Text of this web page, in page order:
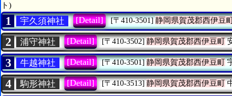
ト)
1 宇久須神社 [Detail] [〒410-3501] 静岡県賀茂郡西伊豆
2 浦守神社 [Detail] [〒410-3502] 静岡県賀茂郡西伊豆町
3 牛越神社 [Detail] [〒410-3501] 静岡県賀茂郡西伊豆町
4 駒形神社 [Detail] [〒410-3513] 静岡県賀茂郡西伊豆町